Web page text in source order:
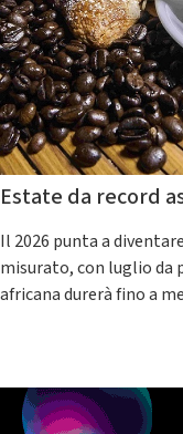
Estate da record
Il 2026 punta a
misurato, con luglio
africana durerà fino a